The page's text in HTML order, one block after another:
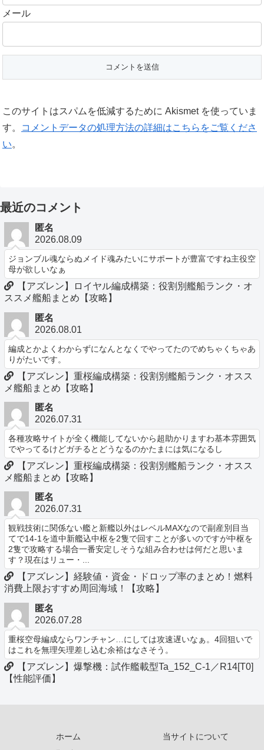
メール
このサイトはスパムを低減するために Akismet を使っていま
す。
コメントデータの処理方法の詳細はこちらをご覧くださ
い。
最近のコメント
匿名
2026.08.09
ジョンブル魂ならぬメイド魂みたいにサポートが豊富ですね主役空
母が欲しいなぁ
【アズレン】ロイヤル編成構築：役割別艦船ランク・オ
ススメ艦船まとめ【攻略】
匿名
2026.08.01
編成とかよくわからずになんとなくでやってたのでめちゃくちゃあ
りがたいです。
【アズレン】重桜編成構築：役割別艦船ランク・オスス
メ艦船まとめ【攻略】
匿名
2026.07.31
各種攻略サイトが全く機能してないから超助かりますわ基本雰囲気
でやってるけどガチるとどうなるのかたまには気になるし
【アズレン】重桜編成構築：役割別艦船ランク・オスス
メ艦船まとめ【攻略】
匿名
2026.07.31
観戦技術に関係ない艦と新艦以外はレベルMAXなので副産別目当
てで14-1を道中新艦込中枢を2隻で回すことが多いのですが中枢を
2隻で攻略する場合一番安定しそうな組み合わせは何だと思いま
す？現在はリュー・...
【アズレン】経験値・資金・ドロップ率のまとめ！燃料
消費上限おすすめ周回海域！【攻略】
匿名
2026.07.28
重桜空母編成ならワンチャン…にしては攻速遅いなぁ。4回狙いで
はこれを無理矢理差し込む余裕はなさそう。
【アズレン】爆撃機：試作艦載型Ta_152_C-1／R14[T0]
【性能評価】
ホーム
当サイトについて